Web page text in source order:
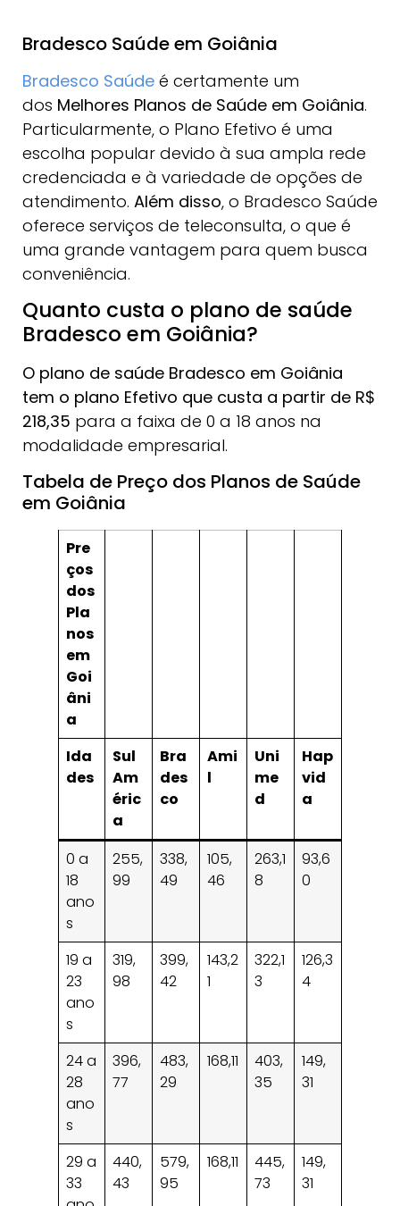
Bradesco Saúde em Goiânia
Bradesco Saúde é certamente um
dos Melhores Planos de Saúde em Goiânia.
Particularmente, o Plano Efetivo é uma
escolha popular devido à sua ampla rede
credenciada e à variedade de opções de
atendimento. Além disso, o Bradesco Saúde
oferece serviços de teleconsulta, o que é
uma grande vantagem para quem busca
conveniência.
Quanto custa o plano de saúde
Bradesco em Goiânia?
O plano de saúde Bradesco em Goiânia
tem o plano Efetivo que custa a partir de R$
218,35 para a faixa de 0 a 18 anos na
modalidade empresarial.
Tabela de Preço dos Planos de Saúde
em Goiânia
Pre
ços
dos
Pla
nos
em
Goi
âni
a
Ida
des
Sul
Am
éric
a
Bra
des
co
Ami
l
Uni
me
d
Hap
vid
a
0 a
18
ano
s
255,
99
338,
49
105,
46
263,1
8
93,6
0
19 a
23
ano
s
319,
98
399,
42
143,2
1
322,1
3
126,3
4
24 a
28
ano
s
396,
77
483,
29
168,11
403,
35
149,
31
29 a
33
440,
43
579,
95
168,11
445,
73
149,
31